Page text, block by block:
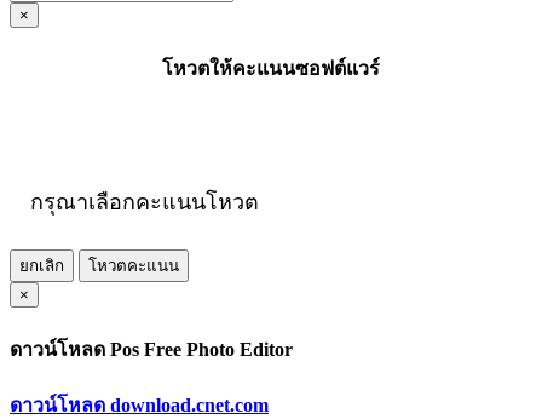
×
โหวตให้คะแนนซอฟต์แวร์
กรุณาเลือกคะแนนโหวต
ยกเลิก
โหวตคะแนน
×
ดาวน์โหลด Pos Free Photo Editor
ดาวน์โหลด download.cnet.com